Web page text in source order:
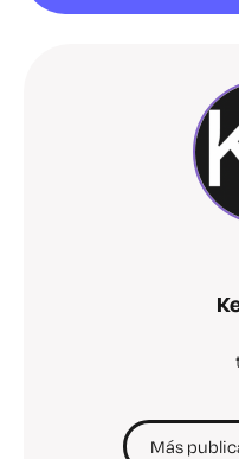
Más